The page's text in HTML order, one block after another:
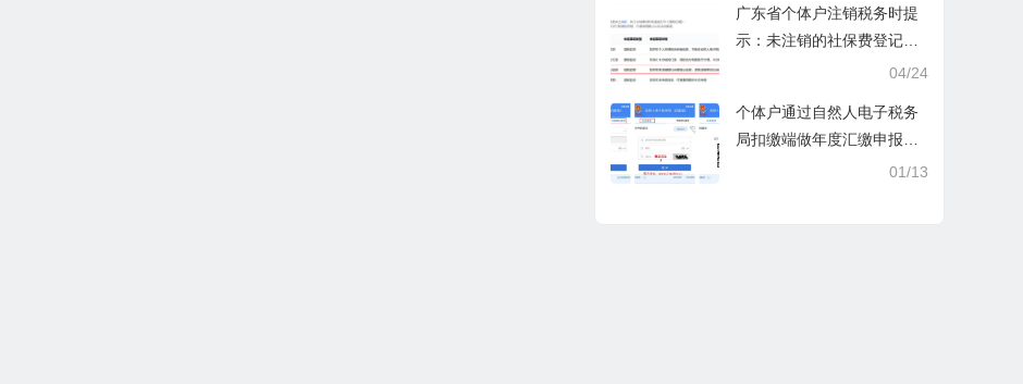
广东省个体户注销税务时提
示：未注销的社保费登记信
04/24
个体户通过自然人电子税务
局扣缴端做年度汇缴申报税
时显示要交税，不是可以免
01/13